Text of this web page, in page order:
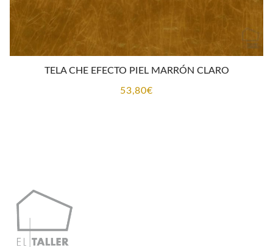
TELA CHE EFECTO PIEL MARRÓN CLARO
53,80€